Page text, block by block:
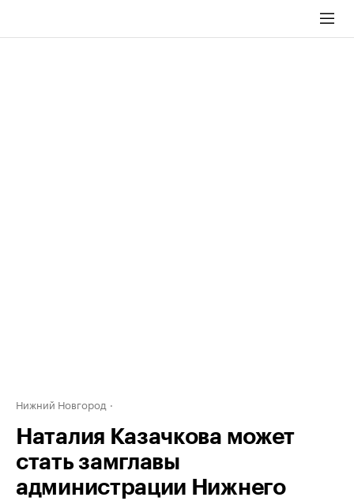
Нижний Новгород
Наталия Казачкова может
стать замглавы
администрации Нижнего